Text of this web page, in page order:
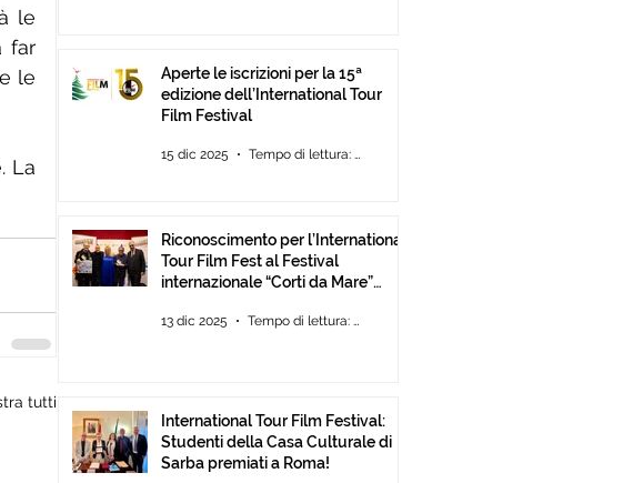
le
far
le
La
tutti
Aperte le iscrizioni per la 15ª
edizione dell’International Tour
Film Festival
15 dic 2025 Tempo di lettura: 2 min
Riconoscimento per l’International
Tour Film Fest al Festival
internazionale “Corti da Mare”
13 dic 2025 Tempo di lettura: 2 min
International Tour Film Festival:
Studenti della Casa Culturale di
Sarba premiati a Roma!